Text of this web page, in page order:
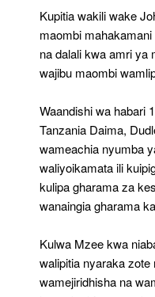
Kupitia wakili wake
maombi
na dalali kwa amri ya
wajibu maombi
Waandishi wa habari
Tanzania Daima,
wameachia nyumba
waliyoikamata ili
kulipa gharama za
wanaingia gharama
Kulwa Mzee kwa
walipitia nyaraka
wamejiridhisha na